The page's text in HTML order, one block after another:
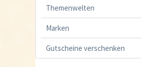
Themenwelten
Marken
Gutscheine verschenken